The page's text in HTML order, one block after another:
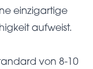
einzigartige
aufweist.
von 8-10